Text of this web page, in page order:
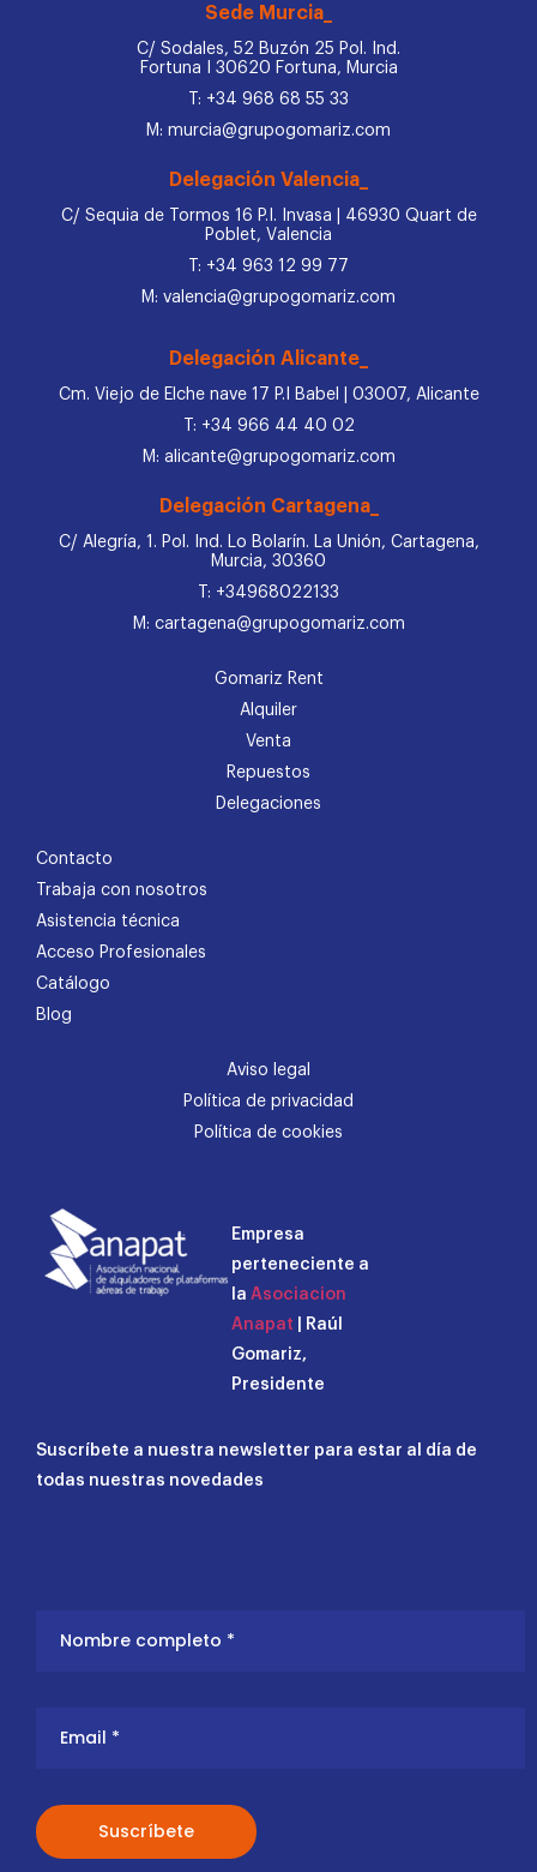
Sede Murcia_
C/ Sodales, 52 Buzón 25 Pol. Ind.
Fortuna I 30620 Fortuna, Murcia
T: +34 968 68 55 33
M: murcia@grupogomariz.com
Delegación Valencia_
C/ Sequia de Tormos 16 P.I. Invasa | 46930 Quart de
Poblet, Valencia
T: +34 963 12 99 77
M: valencia@grupogomariz.com
Delegación Alicante_
Cm. Viejo de Elche nave 17 P.I Babel | 03007, Alicante
T: +34 966 44 40 02
M: alicante@grupogomariz.com
Delegación Cartagena_
C/ Alegría, 1. Pol. Ind. Lo Bolarín. La Unión, Cartagena,
Murcia, 30360
T: +34968022133
M: cartagena@grupogomariz.com
Gomariz Rent
Alquiler
Venta
Repuestos
Delegaciones
Contacto
Trabaja con nosotros
Asistencia técnica
Acceso Profesionales
Catálogo
Blog
Aviso legal
Política de privacidad
Política de cookies
Empresa
perteneciente a
la Asociacion
Anapat | Raúl
Gomariz,
Presidente
Suscríbete a nuestra newsletter para estar al día de
todas nuestras novedades